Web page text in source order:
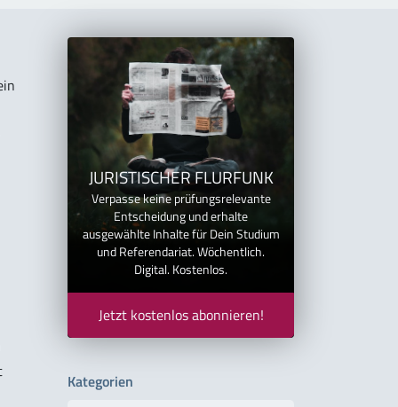
JURISTISCHER FLURFUNK
Verpasse keine prüfungsrelevante
Entscheidung und erhalte
ausgewählte Inhalte für Dein Studium
und Referendariat. Wöchentlich.
Digital. Kostenlos.
Jetzt kostenlos abonnieren!
Kategorien